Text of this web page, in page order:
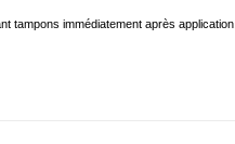
tampons immédiatement après application.